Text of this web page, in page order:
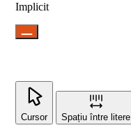
Implicit
Cursor Spațiu între litere